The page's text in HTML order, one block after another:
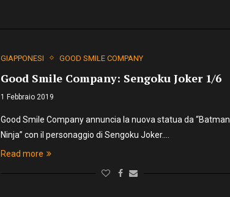
GIAPPONESI GOOD SMILE COMPANY
Good Smile Company: Sengoku Joker 1/6
1 Febbraio 2019
Good Smile Company annuncia la nuova statua da “Batman
Ninja” con il personaggio di Sengoku Joker.…
Read more